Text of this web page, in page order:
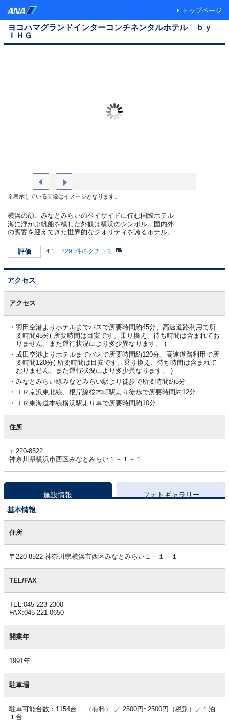
トップページ
ヨコハマグランドインターコンチネンタルホテル ｂｙ
ＩＨＧ
※表示している画像はイメージとなります。
横浜の顔、みなとみらいのベイサイドに佇む国際ホテル
海に浮かぶ帆船を模した外観は横浜のシンボル。国内外
の賓客を迎えてきた世界的なクオリティを誇るホテル。
評価 4.1 2291件のクチコミ
アクセス
アクセス
羽田空港よりホテルまでバスで所要時間約45分、高速道路利用で所
要時間45分( 所要時間は目安です。乗り換え、待ち時間は含まれてお
りません。また運行状況により多少異なります。 )
成田空港よりホテルまでバスで所要時間約120分、高速道路利用で所
要時間120分( 所要時間は目安です。乗り換え、待ち時間は含まれて
おりません。また運行状況により多少異なります。 )
みなとみらい線みなとみらい駅より徒歩で所要時間約5分
ＪＲ京浜東北線、根岸線桜木町駅より徒歩で所要時間約12分
ＪＲ東海道本線横浜駅より車で所要時間約10分
住所
〒220-8522
神奈川県横浜市西区みなとみらい１－１－１
施設情報
フォトギャラリー
基本情報
本住所
〒220-8522 神奈川県横浜市西区みなとみらい１－１－１
TEL/FAX
TEL:045-223-2300
FAX:045-221-0650
開業年
1991年
駐車場
駐車可能台数：1154台 （有料） ／ 2500円~2500円（税別）／１泊
１台